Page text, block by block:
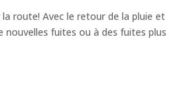
route! Avec le retour de la pluie et
fuites ou à des fuites plus